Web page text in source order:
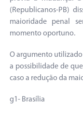
(Republicanos-PB)
maioridade penal
momento oportuno.
O argumento
a possibilidade de
caso a redução da
g1- Brasília